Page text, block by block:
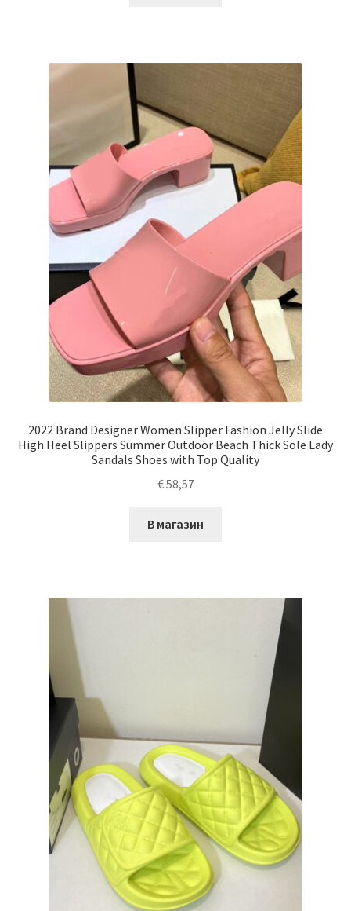
2022 Brand Designer Women Slipper Fashion Jelly Slide
High Heel Slippers Summer Outdoor Beach Thick Sole Lady
Sandals Shoes with Top Quality
€58,57
В магазин